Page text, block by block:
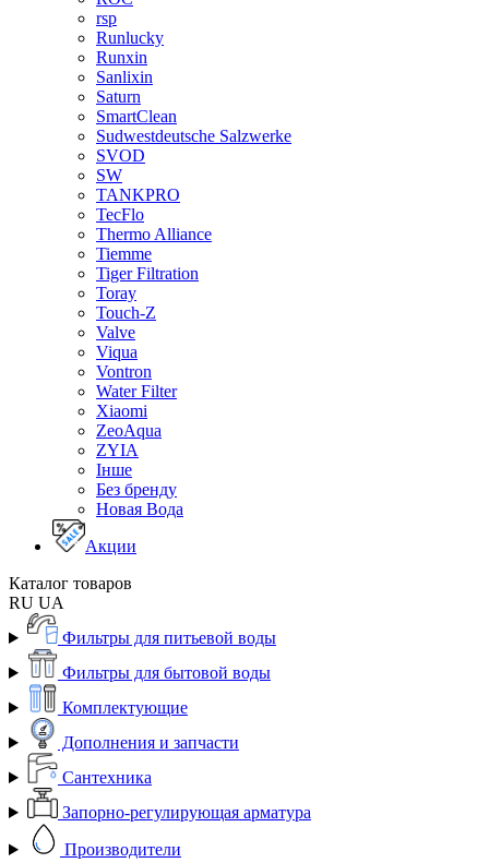
rsp
Runlucky
Runxin
Sanlixin
Saturn
SmartClean
Sudwestdeutsche Salzwerke
SVOD
SW
TANKPRO
TecFlo
Thermo Alliance
Tiemme
Tiger Filtration
Toray
Touch-Z
Valve
Viqua
Vontron
Water Filter
Xiaomi
ZeoAqua
ZYIA
Інше
Без бренду
Новая Вода
Акции
Каталог товаров
RU UA
Фильтры для питьевой воды
Фильтры для бытовой воды
Комплектующие
Дополнения и запчасти
Сантехника
Запорно-регулирующая арматура
Производители